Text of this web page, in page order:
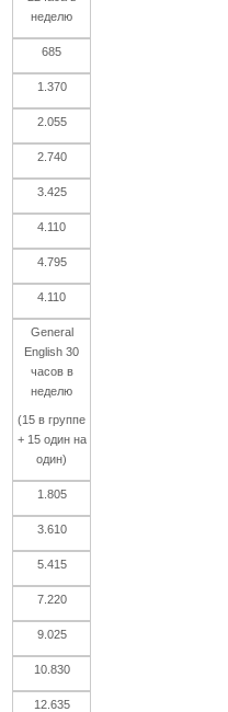
неделю
685
1.370
2.055
2.740
3.425
4.110
4.795
4.110
General
English 30
часов в
неделю
(15 в группе
+ 15 один на
один)
1.805
3.610
5.415
7.220
9.025
10.830
12.635